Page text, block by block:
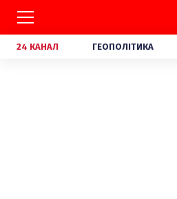
24 КАНАЛ ГЕОПОЛІТИКА